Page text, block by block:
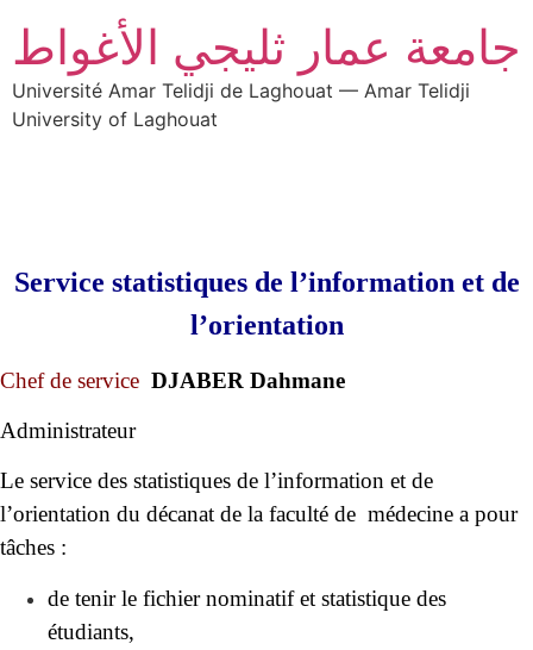
جامعة عمار ثليجي الأغواط
Université Amar Telidji de Laghouat — Amar Telidji
University of Laghouat
Service statistiques de l’information et de
l’orientation
Chef de service DJABER Dahmane
Administrateur
Le service des statistiques de l’information et de
l’orientation du décanat de la faculté de médecine a pour
tâches :
de tenir le fichier nominatif et statistique des
étudiants,